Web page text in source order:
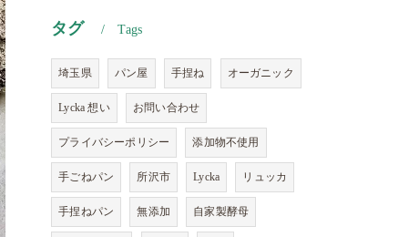
タグ Tags
埼玉県 パン屋 手捏ね オーガニック
Lycka 想い お問い合わせ
プライバシーポリシー 添加物不使用
手ごねパン 所沢市 Lycka リュッカ
手捏ねパン 無添加 自家製酵母